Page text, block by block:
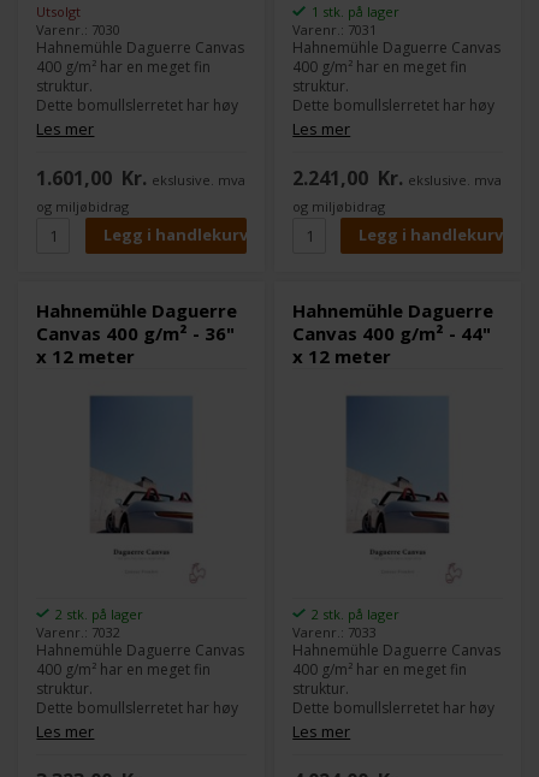
Utsolgt
Varenr.: 7030
Hahnemühle Daguerre Canvas
400 g/m² har en meget fin
struktur.
Dette bomullslerretet har høy
optisk hvithetsgrad, som gjør
at bildene blir meget klare og
kontraster.
Dette gjør også Hahnemühle
Daguerre Canvas til et meget
godt valg til sort/hvit-bilder.
Gallerie Wrap, uten at du ser
knekk på trykket.
Du kan også lakke trykkene
lang levetid og lekker finish.
Les mer
1.601,00 Kr. ekslusive. mva
og miljøbidrag
1 stk. på lager
Varenr.: 7031
Hahnemühle Daguerre Canvas
400 g/m² har en meget fin
struktur.
Dette bomullslerretet har høy
optisk hvithetsgrad, som gjør
at bildene blir meget klare og
kontraster.
Dette gjør også Hahnemühle
Daguerre Canvas til et meget
godt valg til sort/hvit-bilder.
Gallerie Wrap, uten at du ser
knekk på trykket.
Du kan også lakke trykkene
lang levetid og lekker finish.
Les mer
2.241,00 Kr. ekslusive. mva
og miljøbidrag
Hahnemühle Daguerre
Canvas 400 g/m² - 36"
x 12 meter
2 stk. på lager
Varenr.: 7032
Hahnemühle Daguerre Canvas
400 g/m² har en meget fin
struktur.
Dette bomullslerretet har høy
optisk hvithetsgrad, som gjør
at bildene blir meget klare og
Les mer
Hahnemühle Daguerre
Canvas 400 g/m² - 44"
x 12 meter
2 stk. på lager
Varenr.: 7033
Hahnemühle Daguerre Canvas
400 g/m² har en meget fin
struktur.
Dette bomullslerretet har høy
optisk hvithetsgrad, som gjør
at bildene blir meget klare og
Les mer